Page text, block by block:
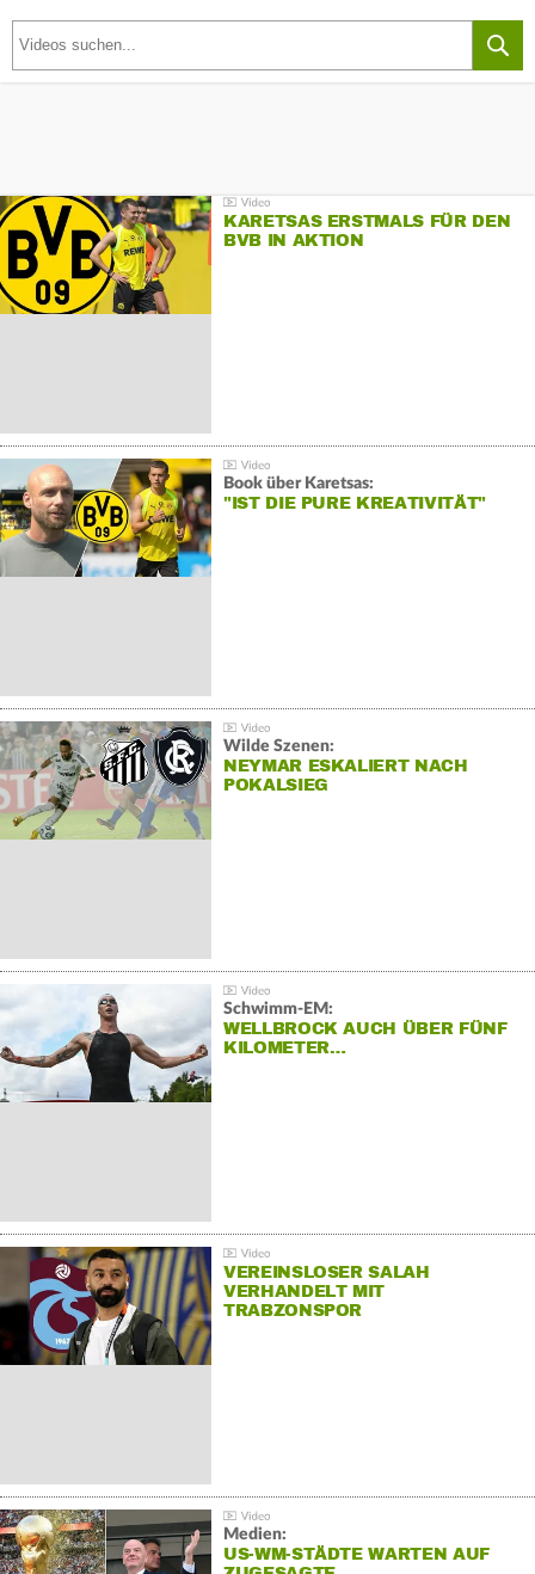
KARETSAS ERSTMALS FÜR DEN
BVB IN AKTION
Book über Karetsas:
"IST DIE PURE KREATIVITÄT"
Wilde Szenen:
NEYMAR ESKALIERT NACH
POKALSIEG
Schwimm-EM:
WELLBROCK AUCH ÜBER FÜNF
KILOMETER…
VEREINSLOSER SALAH
VERHANDELT MIT
TRABZONSPOR
Medien:
US-WM-STÄDTE WARTEN AUF